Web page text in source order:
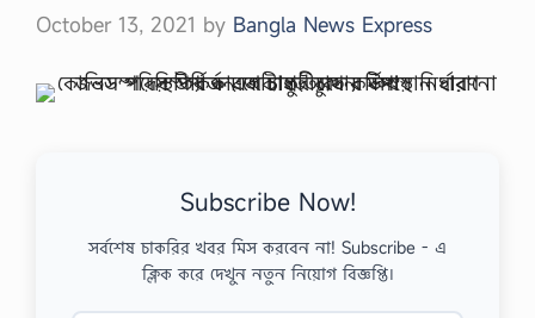
October 13, 2021 by Bangla News Express
Subscribe Now!
সর্বশেষ চাকরির খবর মিস করবেন না! Subscribe - এ
ক্লিক করে দেখুন নতুন নিয়োগ বিজ্ঞপ্তি।